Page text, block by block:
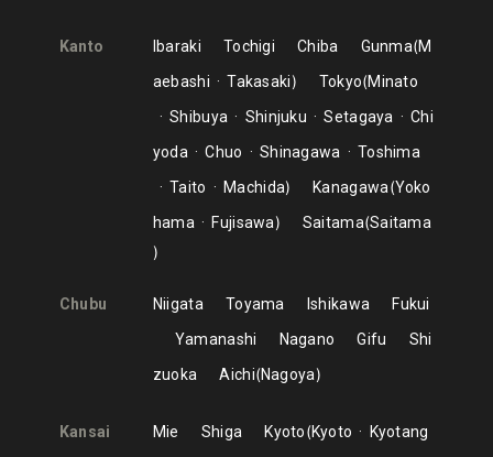
Kanto Ibaraki Tochigi Chiba Gunma M
aebashi
Takasaki Tokyo Minato
Shibuya
Shinjuku Setagaya
Chi
yoda
Chuo Shinagawa
Toshima
Taito
Machida Kanagawa Yoko
hama
Fujisawa Saitama Saitama
Chubu Niigata Toyama Ishikawa
Fukui
Yamanashi
Nagano Gifu
Shi
zuoka
Aichi Nagoya
Kansai Mie Shiga Kyoto Kyoto
Kyotang